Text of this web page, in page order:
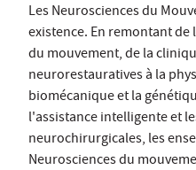
Les Neurosciences du
existence. En remontant
du mouvement, de la
neurorestauratives à la
biomécanique et la
l'assistance intelligente et
neurochirurgicales, les
Neurosciences du